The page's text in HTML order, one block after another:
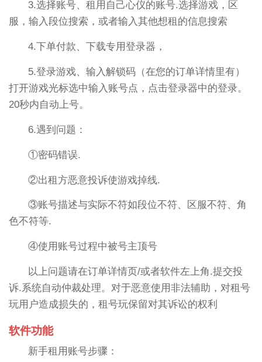
3.选择账号、租用自己心仪的账号.选择游戏，区
服，输入段位搜索，或者输入其他想租的信息搜索
4.下单付款、下载专用登录器，
5.登录游戏、输入解锁码（在您的订单详情里有）
打开游戏光标选中输入账号点，点击登录器中的登录。
20秒内自动上号。
6.遇到问题：
①密码错误.
②出租方恶意投诉使游戏掉线.
③账号描述与实际不符如段位不符、区服不符、角
色不符等.
④使用账号过程中被号主顶号
以上问题请在订单详情页/或者软件左上角.提交投
诉.系统自动仲裁处理。对于恶意使用非法辅助，对租号
玩用户造成损失的，租号玩保留对其诉讼的权利
软件功能
新手租用账号步骤：